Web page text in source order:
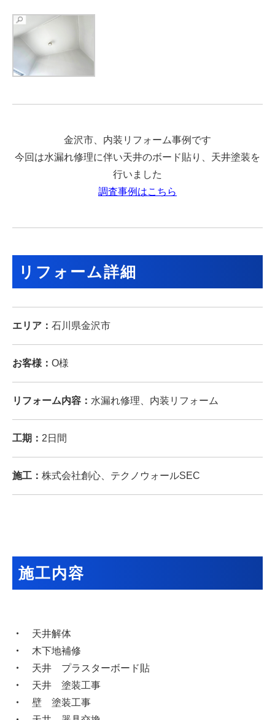
金沢市、内装リフォーム事例です
今回は水漏れ修理に伴い天井のボード貼り、天井塗装を
行いました
調査事例はこちら
リフォーム詳細
エリア： 石川県金沢市
お客様： O様
リフォーム内容： 水漏れ修理、内装リフォーム
工期： 2日間
施工： 株式会社創心、テクノウォールSEC
施工内容
・ 天井解体
・ 木下地補修
・ 天井 プラスターボード貼
・ 天井 塗装工事
・ 壁 塗装工事